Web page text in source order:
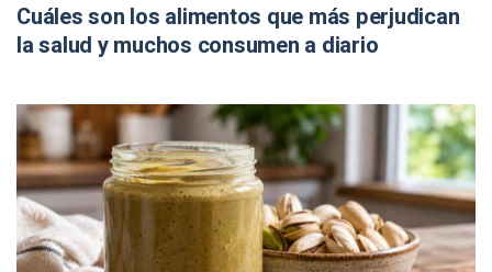
Cuáles son los alimentos que más perjudican
la salud y muchos consumen a diario